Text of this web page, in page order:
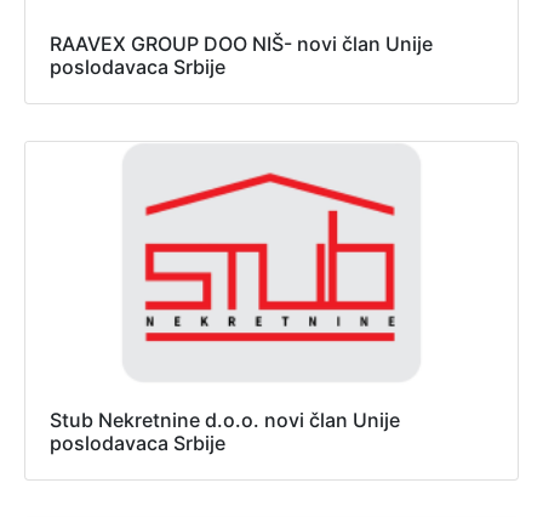
RAAVEX GROUP DOO NIŠ- novi član Unije
poslodavaca Srbije
Stub Nekretnine d.o.o. novi član Unije
poslodavaca Srbije